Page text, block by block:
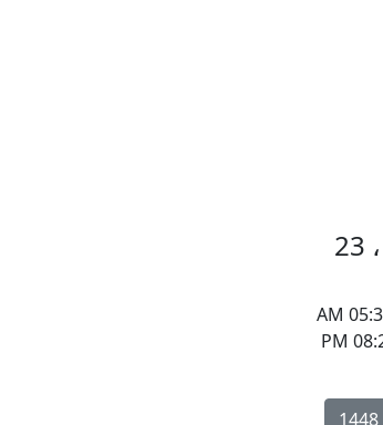
مواقيت الأذان في دزونهارا الخميس 6 أغسطس (آب) 2026 ، 23
يحين موعد أذان الفجر في دزونهارا ، منغوليا الساعة 03:14 AM و شروق الشمس الساعة 05:34 AM
و أذان الظهر الساعة 01:00 PM و أذان العصر الساعة 05:04 PM و أذان المغرب الساعة 08:26 PM